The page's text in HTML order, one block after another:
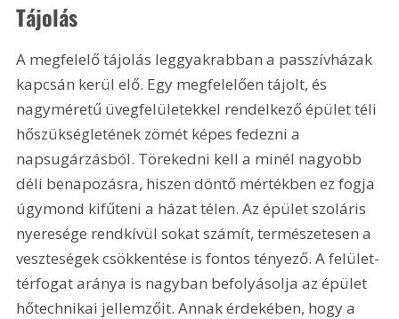
Tájolás
A megfelelő tájolás leggyakrabban a passzívházak
kapcsán kerül elő. Egy megfelelően tájolt, és
nagyméretű üvegfelületekkel rendelkező épület téli
hőszükségletének zömét képes fedezni a
napsugárzásból. Törekedni kell a minél nagyobb
déli benapozásra, hiszen döntő mértékben ez fogja
úgymond kifűteni a házat télen. Az épület szoláris
nyeresége rendkívül sokat számít, természetesen a
veszteségek csökkentése is fontos tényező. A felület-
térfogat aránya is nagyban befolyásolja az épület
hőtechnikai jellemzőit. Annak érdekében, hogy a